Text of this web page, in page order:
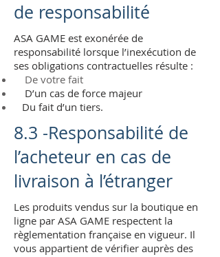
de responsabilité
ASA GAME est exonérée de
responsabilité lorsque l’inexécution de
ses obligations contractuelles résulte :
De votre fait
D’un cas de force majeur
Du fait d’un tiers.
8.3 -Responsabilité de
l’acheteur en cas de
livraison à l’étranger
Les produits vendus sur la boutique en
ligne par ASA GAME respectent la
règlementation française en vigueur. Il
vous appartient de vérifier auprès des